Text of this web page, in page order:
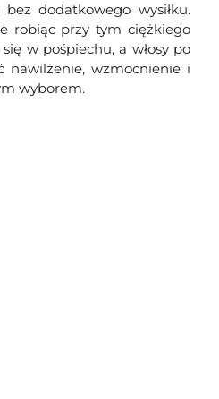
dodatkowego wysiłku.
robiąc przy tym ciężkiego
w pośpiechu, a włosy po
nawilżenie, wzmocnienie i
wyborem.